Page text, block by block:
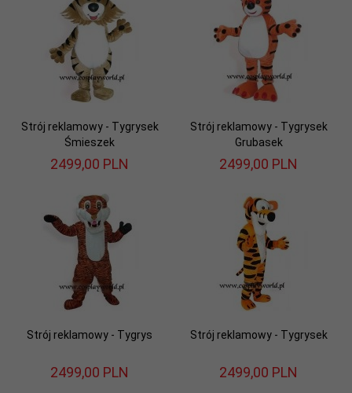
Strój reklamowy - Tygrysek
Śmieszek
2499,00 PLN
Strój reklamowy - Tygrysek
Grubasek
2499,00 PLN
Strój reklamowy - Tygrys
2499,00 PLN
Strój reklamowy - Tygrysek
2499,00 PLN